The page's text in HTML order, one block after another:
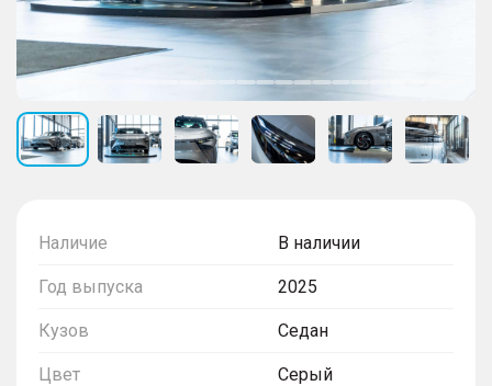
Наличие В наличии
Год выпуска 2025
Кузов Седан
Цвет Серый